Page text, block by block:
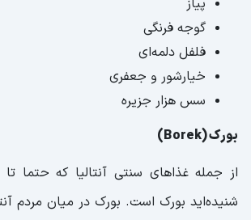
گوجه فرنگی
فلفل دلمه‌ای
خیارشور و جعفری
سس هزار جزیره
بورک (Borek)
از جمله غذاهای سنتی آنتالیا که حتما
شنیده‌اید بورک است. بورک در میان مردم